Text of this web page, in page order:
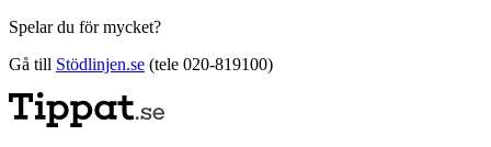
Spelar du för mycket?
Gå till Stödlinjen.se (tele 020-819100)